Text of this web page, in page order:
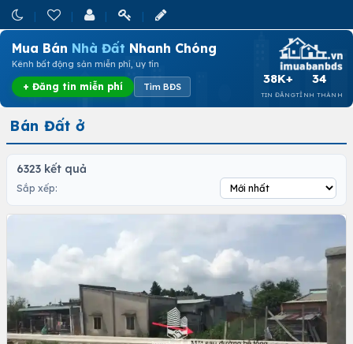
Mua Bán Nhà Đất Nhanh Chóng
Kênh bất động sản miễn phí, uy tín
+ Đăng tin miễn phí Tìm BĐS
38K+
TIN ĐĂNG
34
TỈNH THÀNH
Bán Đất ở
6323 kết quả
Sắp xếp: